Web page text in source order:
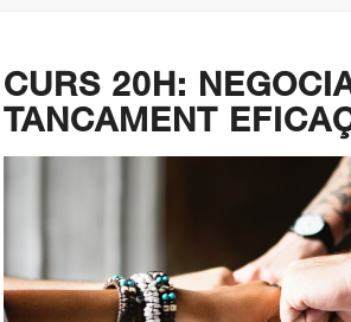
CURS 20H:
TANCAMENT